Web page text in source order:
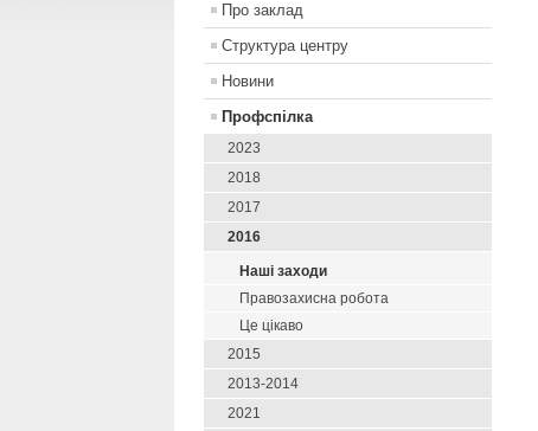
Про заклад
Структура центру
Новини
Профспілка
2023
2018
2017
2016
Наші заходи
Правозахисна робота
Це цікаво
2015
2013-2014
2021